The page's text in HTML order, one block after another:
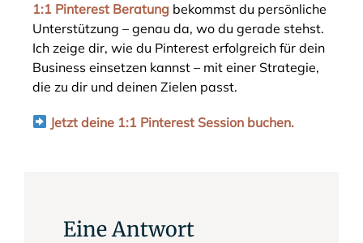
1:1 Pinterest Beratung bekommst du persönliche
Unterstützung – genau da, wo du gerade stehst.
Ich zeige dir, wie du Pinterest erfolgreich für dein
Business einsetzen kannst – mit einer Strategie,
die zu dir und deinen Zielen passt.
Jetzt deine 1:1 Pinterest Session buchen.
Eine Antwort